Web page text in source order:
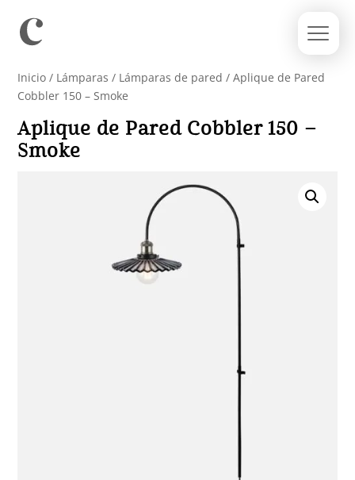
Inicio / Lámparas / Lámparas de pared / Aplique de Pared
Cobbler 150 – Smoke
Aplique de Pared Cobbler 150 –
Smoke